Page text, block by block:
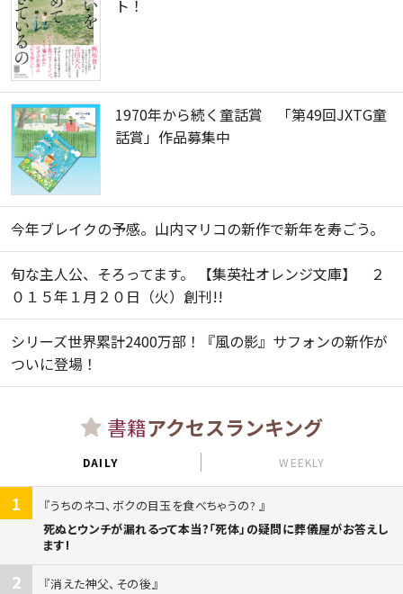
ト！
1970年から続く童話賞 「第49回JXTG童
話賞」作品募集中
今年ブレイクの予感。山内マリコの新作で新年を寿ごう。
旬な主人公、そろってます。 【集英社オレンジ文庫】 ２
０１５年１月２０日（火）創刊!!
シリーズ世界累計2400万部！『風の影』サフォンの新作が
ついに登場！
書籍アクセスランキング
DAILY WEEKLY
1
うちのネコ、ボクの目玉を食べちゃうの?
死ぬとウンチが漏れるって本当?「死体」の疑問に葬儀屋がお答えし
ます!
2
消えた神父、その後